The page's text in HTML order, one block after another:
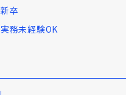
新卒
実務未経験OK